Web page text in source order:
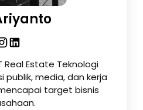
Real Estate Teknologi
publik, media, dan kerja
target bisnis